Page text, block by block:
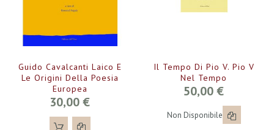
Guido Cavalcanti Laico E
Le Origini Della Poesia
Europea
30,00 €
Il Tempo Di Pio V. Pio V
Nel Tempo
50,00 €
Non Disponibile